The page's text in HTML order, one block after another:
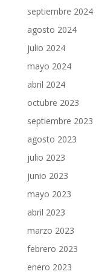
septiembre 2024
agosto 2024
julio 2024
mayo 2024
abril 2024
octubre 2023
septiembre 2023
agosto 2023
julio 2023
junio 2023
mayo 2023
abril 2023
marzo 2023
febrero 2023
enero 2023